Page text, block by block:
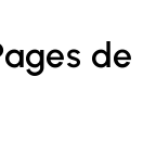
de